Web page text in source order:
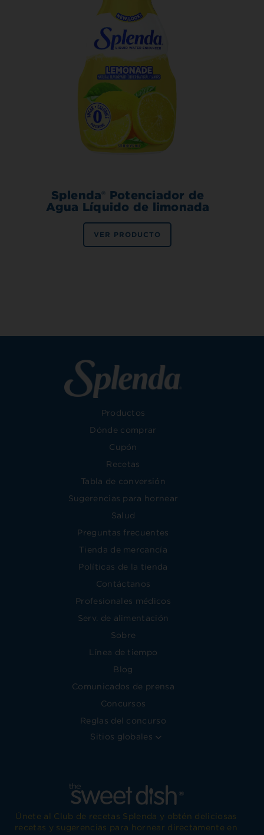
Splenda® Potenciador de
Agua Líquido de limonada
VER PRODUCTO
Productos
Dónde comprar
Cupón
Recetas
Tabla de conversión
Sugerencias para hornear
Salud
Preguntas frecuentes
Tienda de mercancía
Políticas de la tienda
Contáctanos
Profesionales médicos
Serv. de alimentación
Sobre
Línea de tiempo
Blog
Comunicados de prensa
Concursos
Reglas del concurso
Sitios globales
Únete al Club de recetas Splenda y obtén deliciosas
recetas y sugerencias para hornear directamente en